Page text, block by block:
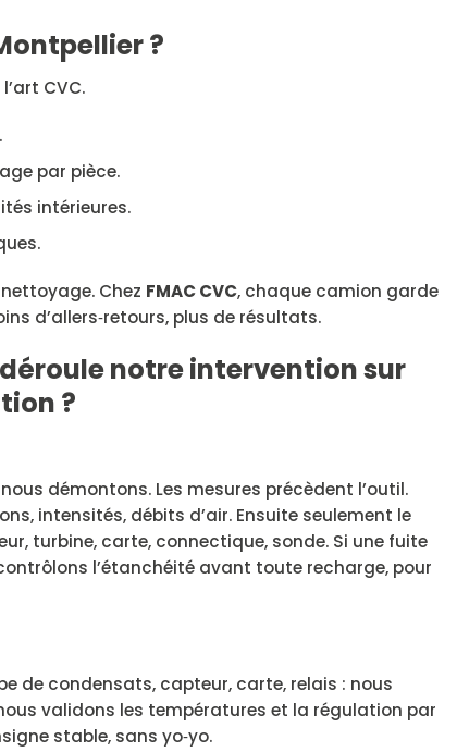
?
CVC.
par pièce.
intérieures.
Chez FMAC CVC, chaque camion garde
d’allers‑retours, plus de résultats.
notre intervention sur
?
démontons. Les mesures précèdent l’outil.
intensités, débits d’air. Ensuite seulement le
turbine, carte, connectique, sonde. Si une fuite
l’étanchéité avant toute recharge, pour
de condensats, capteur, carte, relais : nous
validons les températures et la régulation par
stable, sans yo‑yo.